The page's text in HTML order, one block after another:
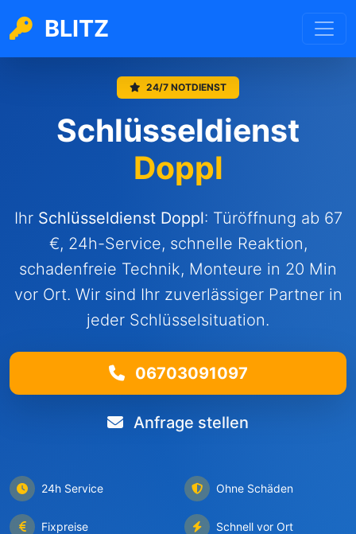
BLITZ
24/7 NOTDIENST
Schlüsseldienst
Doppl
Ihr Schlüsseldienst Doppl: Türöffnung ab 67
€, 24h-Service, schnelle Reaktion,
schadenfreie Technik, Monteure in 20 Min
vor Ort. Wir sind Ihr zuverlässiger Partner in
jeder Schlüsselsituation.
06703091097
Anfrage stellen
24h Service Ohne Schäden
Fixpreise Schnell vor Ort